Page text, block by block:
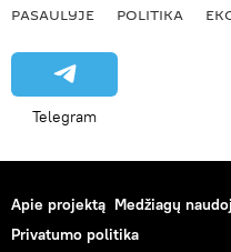
PASAULYJE POLITIKA
Telegram
Apie projektą Medžiagų
Privatumo politika